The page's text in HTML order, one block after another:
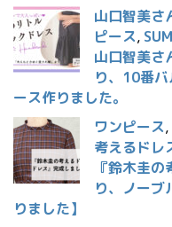
山口智美さ
ピース,
山口智美さ
り、10番
ース作りました。
ワンピース,
考えるドレ
『鈴木圭
り、ノーブ
りました】